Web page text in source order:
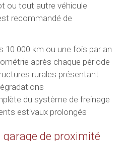
ou tout autre véhicule
recommandé de
10 000 km ou une fois par an
après chaque période
rurales présentant
du système de freinage
estivaux prolongés
de proximité